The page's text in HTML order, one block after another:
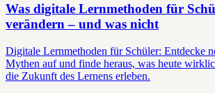
Was digitale Lernmethoden für
verändern – und was nicht
Digitale Lernmethoden für Schüler: Entdecke
Mythen auf und finde heraus, was heute
die Zukunft des Lernens erleben.